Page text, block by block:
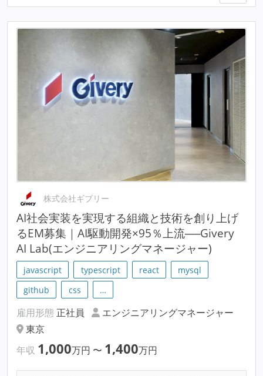
株式会社ギブリー
AI社会実装を実現する組織と技術を創り上げ
るEM募集｜AI駆動開発×95％上流──Givery
AI Lab(エンジニアリングマネージャー)
javascript typescript react
mysql
github
css …
雇用形態 正社員
エンジニアリングマネージャー
東京
年収 1,000万円 〜 1,400万円